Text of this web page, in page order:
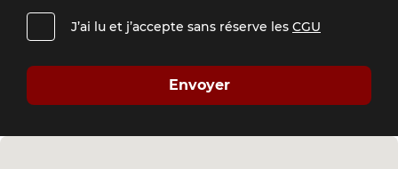
J’ai lu et j’accepte sans réserve les CGU
Envoyer